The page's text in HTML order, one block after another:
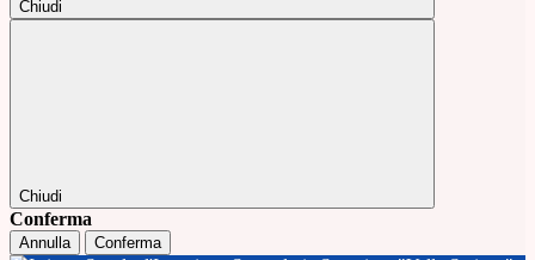
Chiudi
Chiudi
Conferma
Annulla Conferma